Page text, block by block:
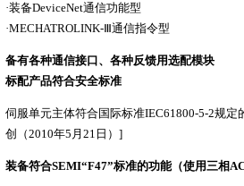
·装备DeviceNet通信功能型
·MECHATROLINK-Ⅲ通信指令型
备有各种通信接口、各种反馈用选配模块
标配产品符合安全标准
伺服单元主体符合国际标准IEC61800-5-2规定
创（2010年5月21日）]
装备符合SEMI“F47”标准的功能（使用三相